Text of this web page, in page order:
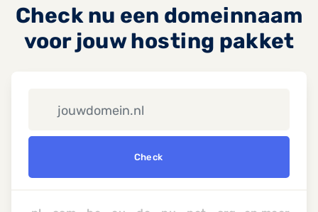
Check nu een domeinnaam
voor jouw hosting pakket
Check